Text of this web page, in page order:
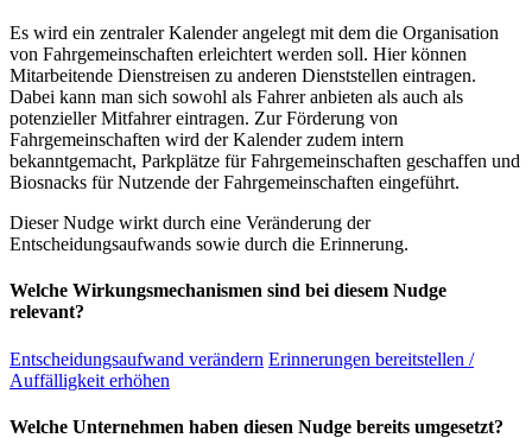
Es wird ein zentraler Kalender angelegt mit dem die Organisation
von Fahrgemeinschaften erleichtert werden soll. Hier können
Mitarbeitende Dienstreisen zu anderen Dienststellen eintragen.
Dabei kann man sich sowohl als Fahrer anbieten als auch als
potenzieller Mitfahrer eintragen. Zur Förderung von
Fahrgemeinschaften wird der Kalender zudem intern
bekanntgemacht, Parkplätze für Fahrgemeinschaften geschaffen und
Biosnacks für Nutzende der Fahrgemeinschaften eingeführt.
Dieser Nudge wirkt durch eine Veränderung der
Entscheidungsaufwands sowie durch die Erinnerung.
Welche Wirkungsmechanismen sind bei diesem Nudge
relevant?
Entscheidungsaufwand verändern Erinnerungen bereitstellen /
Auffälligkeit erhöhen
Welche Unternehmen haben diesen Nudge bereits umgesetzt?